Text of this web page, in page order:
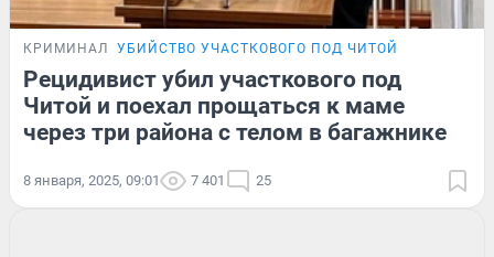
КРИМИНАЛ УБИЙСТВО УЧАСТКОВОГО ПОД ЧИТОЙ
Рецидивист убил участкового под
Читой и поехал прощаться к маме
через три района с телом в багажнике
8 января, 2025, 09:01 7 401 25